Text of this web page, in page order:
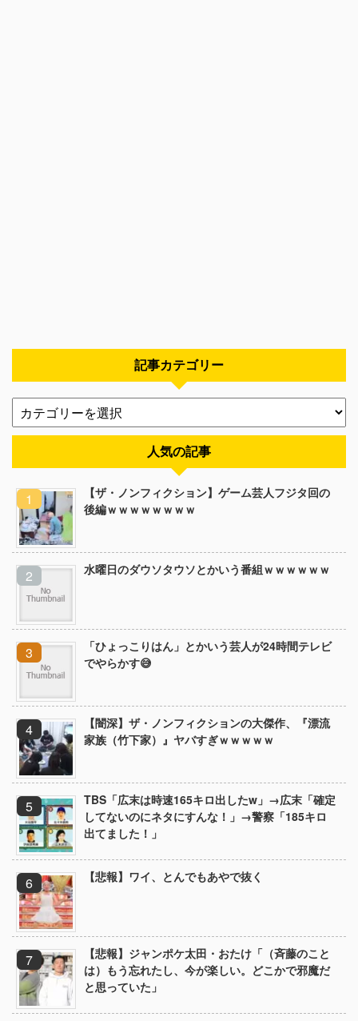
記事カテゴリー
人気の記事
【ザ・ノンフィクション】ゲーム芸人フジタ回の
後編ｗｗｗｗｗｗｗｗ
水曜日のダウソタウソとかいう番組ｗｗｗｗｗｗ
「ひょっこりはん」とかいう芸人が24時間テレビ
でやらかす😅
【闇深】ザ・ノンフィクションの大傑作、『漂流
家族（竹下家）』ヤバすぎｗｗｗｗｗ
TBS「広末は時速165キロ出したw」→広末「確定
してないのにネタにすんな！」→警察「185キロ
出てました！」
【悲報】ワイ、とんでもあやで抜く
【悲報】ジャンポケ太田・おたけ「（斉藤のこと
は）もう忘れたし、今が楽しい。どこかで邪魔だ
と思っていた」